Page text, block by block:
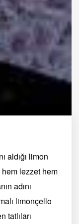
aldığı limon
hem lezzet hem
adını
limonçello
tatlıları